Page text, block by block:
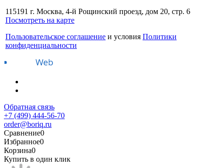
115191 г. Москва, 4-й Рощинский проезд, дом 20, стр. 6
Посмотреть на карте
Пользовательское соглашение и условия Политики
конфиденциальности
Обратная связь
+7 (499) 444-56-70
order@boriq.ru
Сравнение0
Избранное0
Корзина0
Купить в один клик